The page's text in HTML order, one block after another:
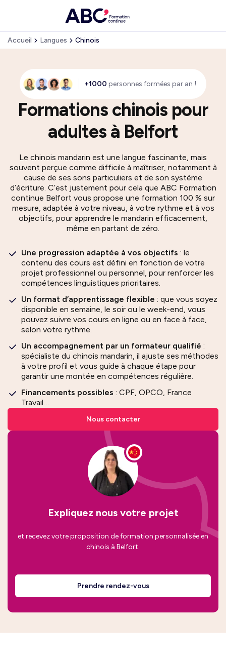
Accueil Langues Chinois
+1000 personnes formées par an !
Formations chinois pour
adultes à Belfort
Le chinois mandarin est une langue fascinante, mais
souvent perçue comme difficile à maîtriser, notamment à
cause de ses sons particuliers et de son système
d’écriture. C’est justement pour cela que ABC Formation
continue Belfort vous propose une formation 100 % sur
mesure, adaptée à votre niveau, à votre rythme et à vos
objectifs, pour apprendre le mandarin efficacement,
même en partant de zéro.
Une progression adaptée à vos objectifs : le
contenu des cours est défini en fonction de votre
projet professionnel ou personnel, pour renforcer les
compétences linguistiques prioritaires.
Un format d’apprentissage flexible : que vous soyez
disponible en semaine, le soir ou le week-end, vous
pouvez suivre vos cours en ligne ou en face à face,
selon votre rythme.
Un accompagnement par un formateur qualifié :
spécialiste du chinois mandarin, il ajuste ses méthodes
à votre profil et vous guide à chaque étape pour
garantir une montée en compétences régulière.
Financements possibles : CPF, OPCO, France
Travail…
Nous contacter
Expliquez nous votre projet
et recevez votre proposition de formation personnalisée en
chinois à Belfort.
Prendre rendez-vous